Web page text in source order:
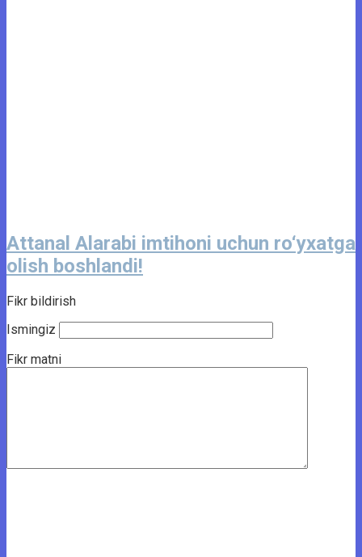
Attanal Alarabi imtihoni uchun ro‘yxatga
olish boshlandi!
Fikr bildirish
Ismingiz
Fikr matni